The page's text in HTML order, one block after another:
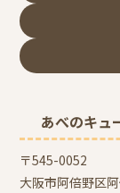
あべのキュ
〒545-0052
大阪市阿倍野区